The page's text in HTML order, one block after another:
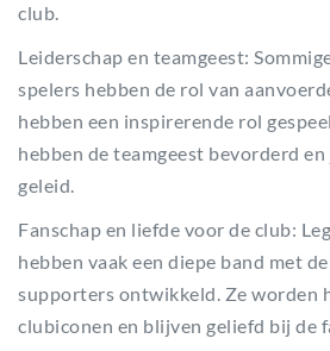
club.
Leiderschap en teamgeest:
spelers hebben de rol van
hebben een inspirerende rol
hebben de teamgeest bevorderd
geleid.
Fanschap en liefde voor de club:
hebben vaak een diepe band met
supporters ontwikkeld. Ze worden
clubiconen en blijven geliefd bij de